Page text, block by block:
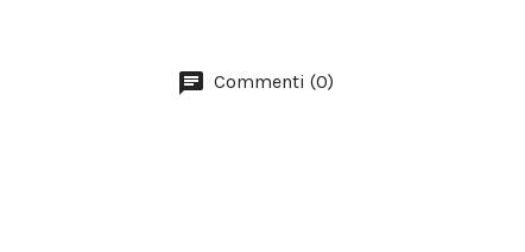
Commenti (0)